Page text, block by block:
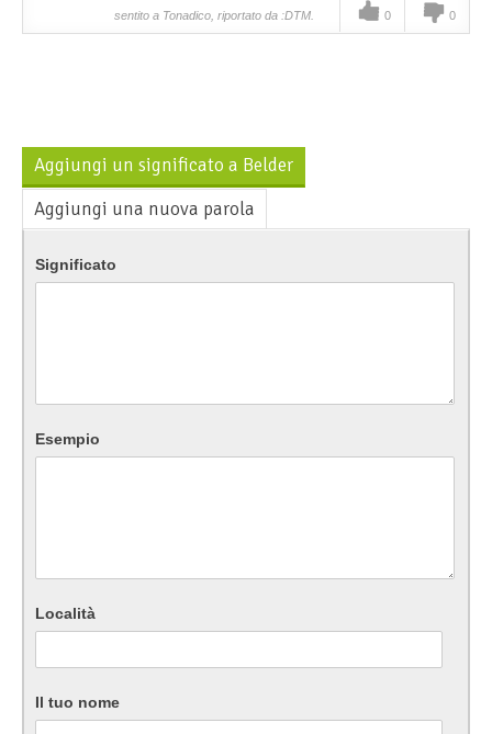
sentito a Tonadico, riportato da :DTM. 0 0
Aggiungi un significato a Belder
Aggiungi una nuova parola
Significato
Esempio
Località
Il tuo nome